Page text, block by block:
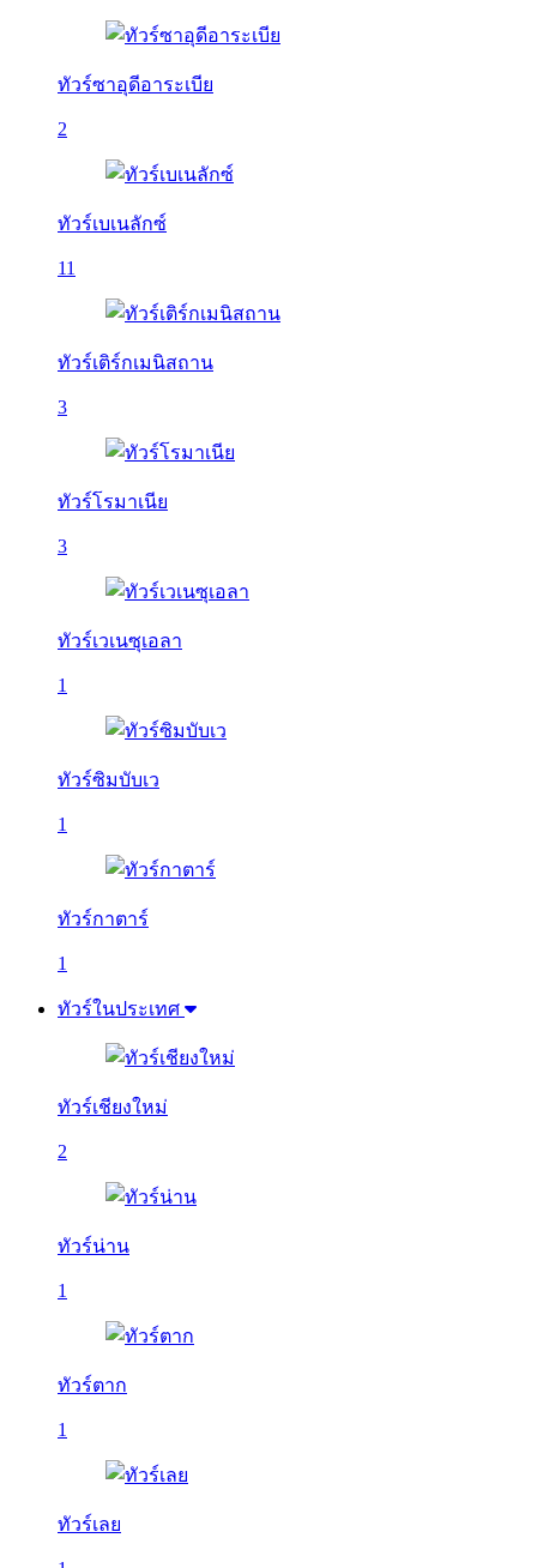
ทัวร์ซาอุดีอาระเบีย
2
ทัวร์เบเนลักซ์
11
ทัวร์เติร์กเมนิสถาน
3
ทัวร์โรมาเนีย
3
ทัวร์เวเนซุเอลา
1
ทัวร์ซิมบับเว
1
ทัวร์กาตาร์
1
ทัวร์ในประเทศ
ทัวร์เชียงใหม่
2
ทัวร์น่าน
1
ทัวร์ตาก
1
ทัวร์เลย